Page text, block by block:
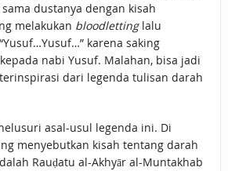
dustanya dengan kisah
melakukan bloodlettinglalu
karena saking
nabi Yusuf. Malahan, bisa jadi
dari legenda tulisan darah
asal-usul legenda ini. Di
menyebutkan kisah tentang darah
Rauḍatu al-Akhyār al-Muntakhab